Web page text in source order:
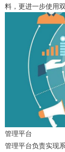
料，更进一步使用
管理平台
管理平台负责实现